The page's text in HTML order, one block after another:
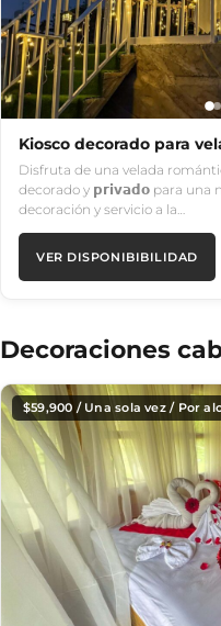
Kiosco decorado para
Disfruta de una velada
decorado y 𝗽𝗿𝗶𝘃𝗮𝗱𝗼 para una
decoración y servicio a la…
VER DISPONIBIBILIDAD
Decoraciones
$59,900 / Una sola vez / Por